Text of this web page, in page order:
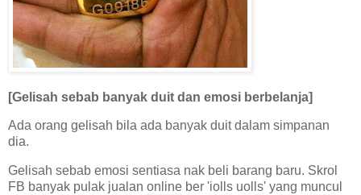
[Gelisah sebab banyak duit dan emosi berbelanja]
Ada orang gelisah bila ada banyak duit dalam simpanan
dia.
Gelisah sebab emosi sentiasa nak beli barang baru. Skrol
FB banyak pulak jualan online ber 'iolls uolls' yang muncul